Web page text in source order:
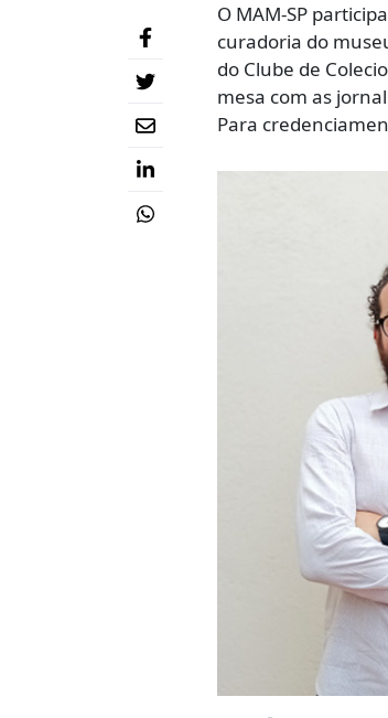
O MAM-SP
curadoria do
do Clube de
mesa com as
Para